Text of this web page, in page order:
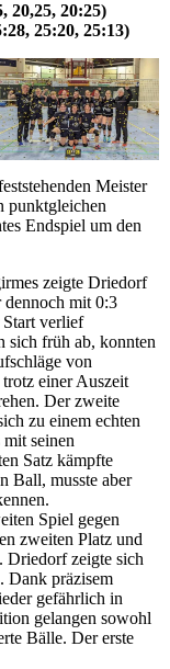
20,25, 20:25)
25:20, 25:13)
Meister
punktgleichen
Endspiel um den
zeigte Driedorf
dennoch mit 0:3
verlief
sich früh ab, konnten
von
einer Auszeit
Der zweite
zu einem echten
seinen
Satz kämpfte
Ball, musste aber
Spiel gegen
zweiten Platz und
Driedorf zeigte sich
Dank präzisem
gefährlich in
gelangen sowohl
Bälle. Der erste